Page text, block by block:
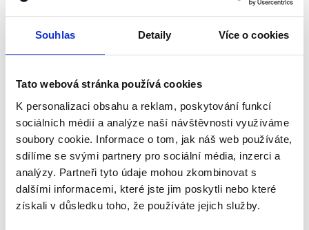
Souhlas Detaily Více o cookies
Tato webová stránka používá cookies
K personalizaci obsahu a reklam, poskytování funkcí
sociálních médií a analýze naší návštěvnosti využíváme
soubory cookie. Informace o tom, jak náš web používáte,
sdílíme se svými partnery pro sociální média, inzerci a
analýzy. Partneři tyto údaje mohou zkombinovat s
dalšími informacemi, které jste jim poskytli nebo které
získali v důsledku toho, že používáte jejich služby.
shrnutí nejzajímavějších článků a analýz.
Začněte nás odebírat, a mějte tak
přehled o tom, jaké dezinformace a
nepravdy se zrovna v Česku šíří.
Newsletter WhatsApp
Sociální sítě